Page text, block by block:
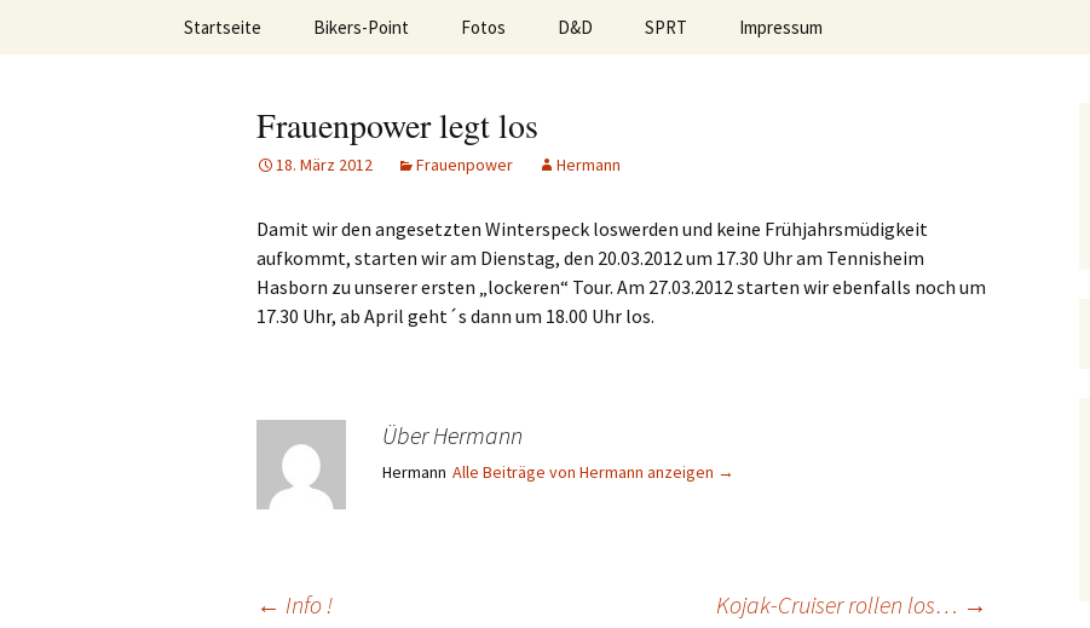
Startseite Bikers-Point Fotos
Alpencross
D&D SPRT
Spendenverwendung
Impressum
Frauenpower legt los
18. März 2012 Frauenpower Hermann
Damit wir den angesetzten Winterspeck loswerden und keine Frühjahrsmüdigkeit
aufkommt, starten wir am Dienstag, den 20.03.2012 um 17.30 Uhr am Tennisheim
Hasborn zu unserer ersten „lockeren“ Tour. Am 27.03.2012 starten wir ebenfalls noch um
17.30 Uhr, ab April geht´s dann um 18.00 Uhr los.
Über Hermann
Hermann Alle Beiträge von Hermann anzeigen →
Beitragsnavigation
← Info ! Kojak-Cruiser rollen los… →